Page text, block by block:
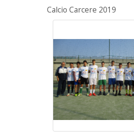
Calcio Carcere 2019